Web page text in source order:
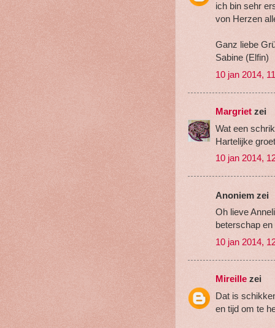
ich bin sehr
von Herzen
Ganz liebe
Sabine (Elfin)
10 jan 2014,
Margriet zei
Wat een
Hartelijke
10 jan 2014,
Anoniem zei
Oh lieve
beterschap
10 jan 2014,
Mireille zei
Dat is
en tijd om te